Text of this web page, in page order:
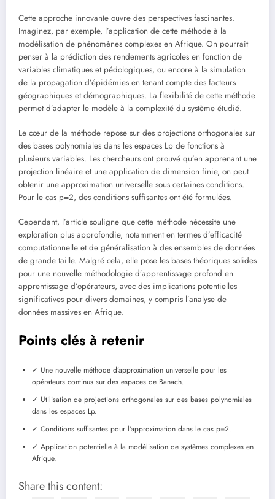
Cette approche innovante ouvre des perspectives fascinantes.
Imaginez, par exemple, l’application de cette méthode à la
modélisation de phénomènes complexes en Afrique. On pourrait
penser à la prédiction des rendements agricoles en fonction de
variables climatiques et pédologiques, ou encore à la simulation
de la propagation d’épidémies en tenant compte des facteurs
géographiques et démographiques. La flexibilité de cette méthode
permet d’adapter le modèle à la complexité du système étudié.
Le cœur de la méthode repose sur des projections orthogonales sur
des bases polynomiales dans les espaces Lp de fonctions à
plusieurs variables. Les chercheurs ont prouvé qu’en apprenant une
projection linéaire et une application de dimension finie, on peut
obtenir une approximation universelle sous certaines conditions.
Pour le cas p=2, des conditions suffisantes ont été formulées.
Cependant, l’article souligne que cette méthode nécessite une
exploration plus approfondie, notamment en termes d’efficacité
computationnelle et de généralisation à des ensembles de données
de grande taille. Malgré cela, elle pose les bases théoriques solides
pour une nouvelle méthodologie d’apprentissage profond en
apprentissage d’opérateurs, avec des implications potentielles
significatives pour divers domaines, y compris l’analyse de
données massives en Afrique.
Points clés à retenir
✓ Une nouvelle méthode d’approximation universelle pour les
opérateurs continus sur des espaces de Banach.
✓ Utilisation de projections orthogonales sur des bases polynomiales
dans les espaces Lp.
✓ Conditions suffisantes pour l’approximation dans le cas p=2.
✓ Application potentielle à la modélisation de systèmes complexes en
Afrique.
Share this content: